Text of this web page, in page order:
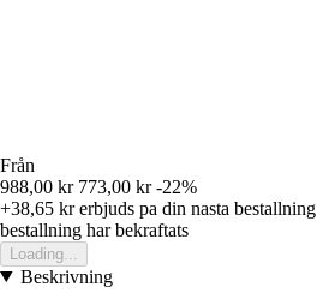
Från
988,00 kr 773,00 kr -22%
+38,65 krerbjuds pa din nasta bestallning
bestallning har bekraftats
Loading...
Beskrivning